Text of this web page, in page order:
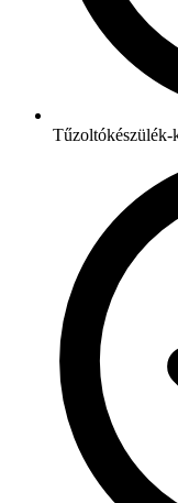
Tűzoltókészülék-